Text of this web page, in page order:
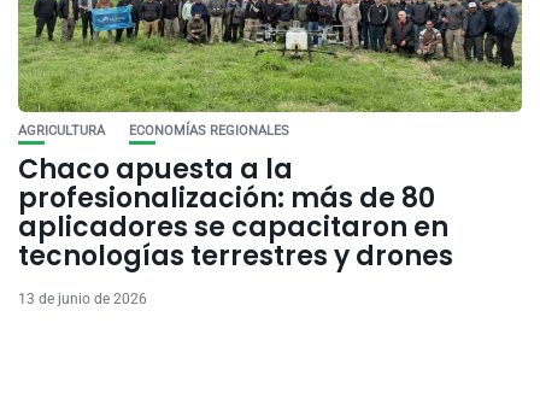
AGRICULTURA ECONOMÍAS REGIONALES
Chaco apuesta a la
profesionalización: más de 80
aplicadores se capacitaron en
tecnologías terrestres y drones
13 de junio de 2026